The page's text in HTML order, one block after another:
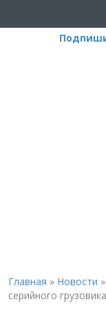
Главная » Новости »
серийного